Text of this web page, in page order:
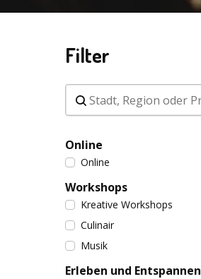
Filter
Online
Online
Workshops
Kreative Workshops
Culinair
Musik
Erleben und Entspannen